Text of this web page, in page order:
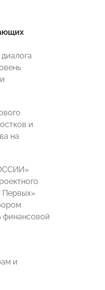
и
на
Первых»
финансовой
и